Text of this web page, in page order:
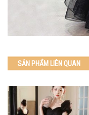
SẢN PHẨM LIÊN QUAN